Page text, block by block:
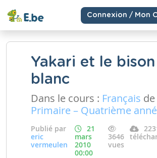
Connexion / Mon
Yakari et le bison
blanc
Dans le cours : Français
Primaire – Quatrième
Publié par
eric
vermeulen
21
mars
2010
00:00
3646
vues